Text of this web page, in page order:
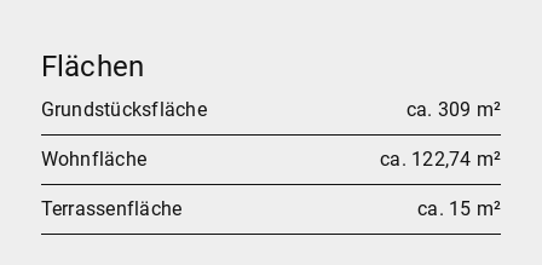
Flächen
Grundstücksfläche ca. 309 m²
Wohnfläche ca. 122,74 m²
Terrassenfläche ca. 15 m²